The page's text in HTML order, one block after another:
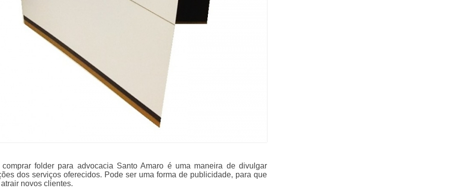
folder para advocacia Santo Amaro é uma maneira de divulgar
dos serviços oferecidos. Pode ser uma forma de publicidade, para que
novos clientes.